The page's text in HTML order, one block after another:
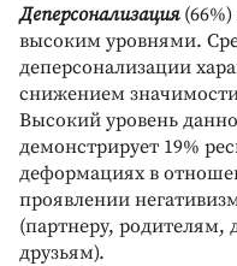
Деперсонализация(66%)
высоким уровнями.
деперсонализации
снижением
Высокий уровень
демонстрирует 19%
деформациях в
проявлении
(партнеру, родителям,
друзьям).